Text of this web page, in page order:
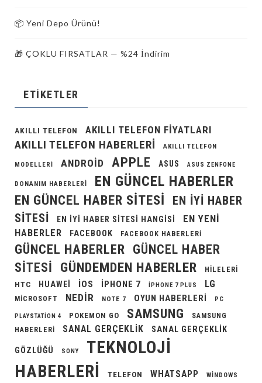
📦 Yeni Depo Ürünü!
🎁 ÇOKLU FIRSATLAR — %24 İndirim
ETIKETLER
AKILLI TELEFON AKILLI TELEFON FIYATLARI
AKILLI TELEFON HABERLERI AKILLI TELEFON
MODELLERI ANDROID APPLE ASUS ASUS ZENFONE
DONANIM HABERLERI EN GÜNCEL HABERLER
EN GÜNCEL HABER SITESI
EN IYI HABER
SITESI
EN IYI HABER SITESI HANGISI
EN YENI
HABERLER
FACEBOOK FACEBOOK HABERLERI
GÜNCEL HABERLER GÜNCEL HABER
SITESI
GÜNDEMDEN HABERLER
HILELERI
HTC
HUAWEI IOS IPHONE 7 IPHONE 7 PLUS LG
MICROSOFT NEDIR NOTE 7 OYUN HABERLERI PC
PLAYSTATION 4 POKEMON GO SAMSUNG
SAMSUNG
HABERLERI
SANAL GERÇEKLIK SANAL GERÇEKLIK
GÖZLÜĞÜ SONY
TEKNOLOJI
HABERLERI
TELEFON WHATSAPP WINDOWS